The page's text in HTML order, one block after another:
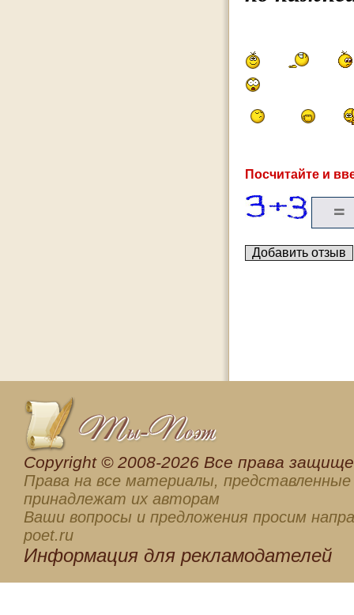
Посчитайте и
Сopyright © 2008-2026 Все права
Права на все материалы, представленные
принадлежат их авторам
Ваши вопросы и предложения просим
poet.ru
Информация для рекламодателей